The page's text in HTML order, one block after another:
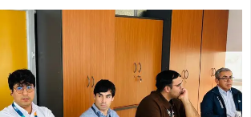
29°C